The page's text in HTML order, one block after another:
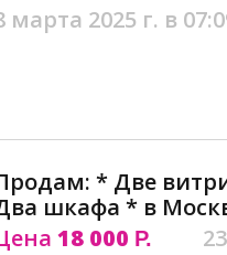
марта 2025 г. в
* Две
шкафа * в
18 000 Р.